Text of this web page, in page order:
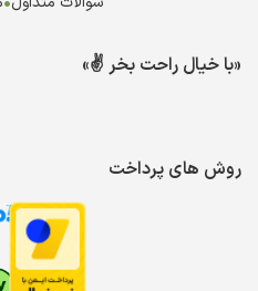
«با خیال راحت بخر ✌️»
روش های پرداخت